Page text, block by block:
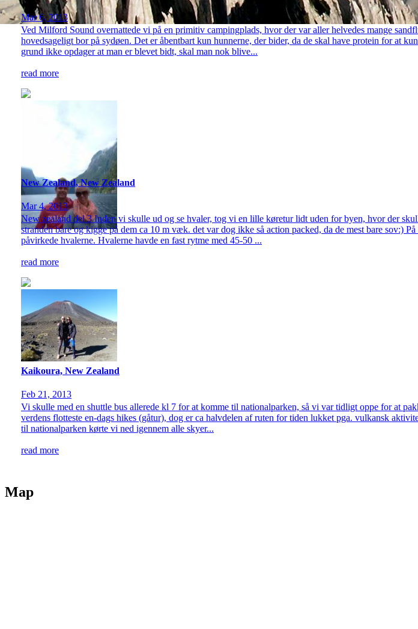
Mar 6, 2013
Ved Milford Sound overnattede vi på en primitiv campingplads, hvor der var aller helvedes mange
hovedsageligt bor på sydøen. Det er åbentbart kun hunnerne, der bider, da de skal have protein for at
grund ikke opdager at man er blevet bidt, skal man nok blive...
read more
New Zealand, New Zealand
Mar 4, 2013
New zealand del 3 Inden vi skulle ud og se hvaler, tog vi en lille køretur lidt uden for byen, hvor der
stranden bare og kigge på dem ca 10 m væk. det var dog ikke så action packed, da de mest bare sov:)
påvirkede hvalerne. Hvalerne havde en fast rytme med 45-50 ...
read more
Kaikoura, New Zealand
Feb 21, 2013
Vi skulle med en shuttle bus allerede kl 7 for at komme til nationalparken, så vi var tidligt oppe for at
verdens flotteste en-dags hikes (gåtur), dog er ca halvdelen af ruten for tiden lukket pga. vulkansk
til nationalparken kørte vi ned igennem alle skyer...
read more
Map